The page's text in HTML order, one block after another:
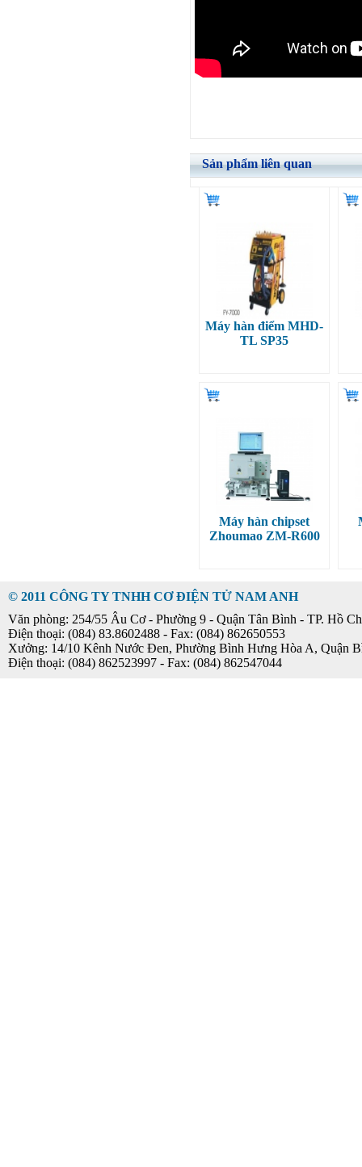
Sản phẩm liên quan
Máy hàn điểm MHD-
TL SP35
Máy hàn chipset
Zhoumao ZM-R600
© 2011 CÔNG TY TNHH CƠ ĐIỆN TỬ NAM ANH
Văn phòng: 254/55 Âu Cơ - Phường 9 - Quận Tân Bình - TP. Hồ
Điện thoại: (084) 83.8602488 - Fax: (084) 862650553
Xưởng: 14/10 Kênh Nước Đen, Phường Bình Hưng Hòa A, Quận
Điện thoại: (084) 862523997 - Fax: (084) 862547044